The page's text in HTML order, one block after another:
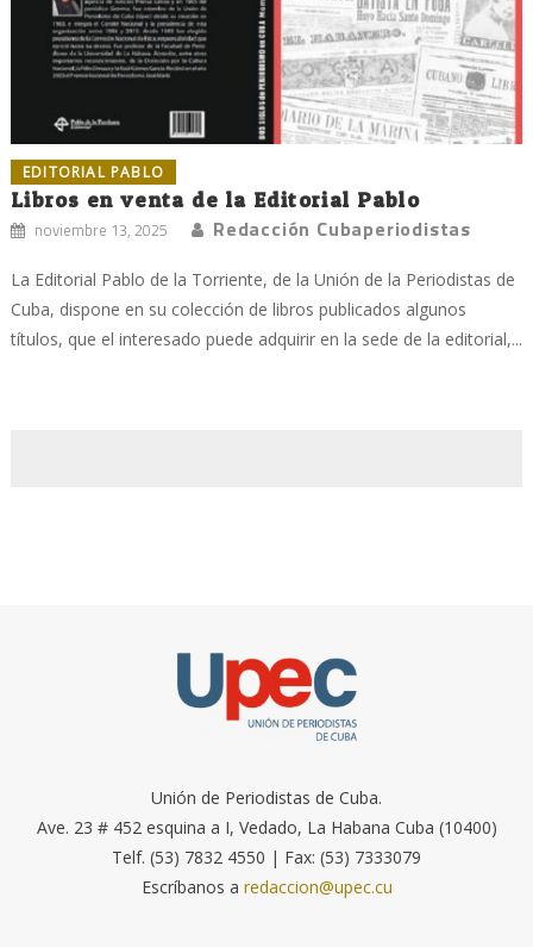
EDITORIAL PABLO
Libros en venta de la Editorial Pablo
noviembre 13, 2025 Redacción Cubaperiodistas
La Editorial Pablo de la Torriente, de la Unión de la Periodistas de
Cuba, dispone en su colección de libros publicados algunos
títulos, que el interesado puede adquirir en la sede de la editorial,...
Unión de Periodistas de Cuba.
Ave. 23 # 452 esquina a I, Vedado, La Habana Cuba (10400)
Telf. (53) 7832 4550 | Fax: (53) 7333079
Escríbanos a redaccion@upec.cu